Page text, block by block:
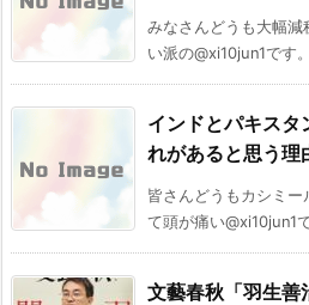
みなさんどうも大幅
い派の@xi10jun1です
インドとパキスタ
れがあると思う理
皆さんどうもカシミ
て頭が痛い@xi10jun1
文藝春秋「羽生善